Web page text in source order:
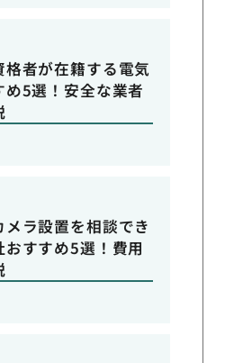
者が在籍する電気
5選！安全な業者
ラ設置を相談でき
すすめ5選！費用